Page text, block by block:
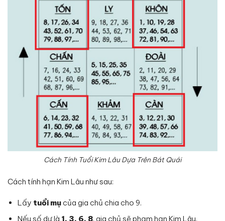
Cách Tính Tuổi Kim Lâu Dựa Trên Bát Quái
Cách tính hạn Kim Lâu như sau:
Lấy tuổi mụcủa gia chủ chia cho 9.
Nếu số dư là 1, 3, 6, 8, gia chủ sẽ phạm hạn Kim Lâu.